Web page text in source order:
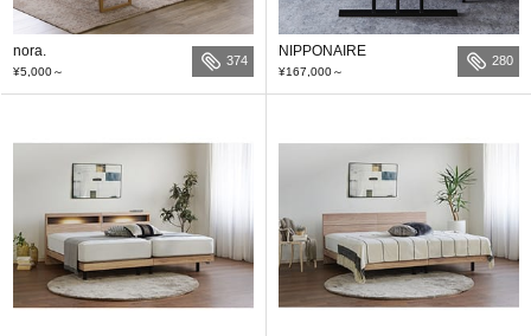
nora.
¥5,000～
374
NIPPONAIRE
¥167,000～
280